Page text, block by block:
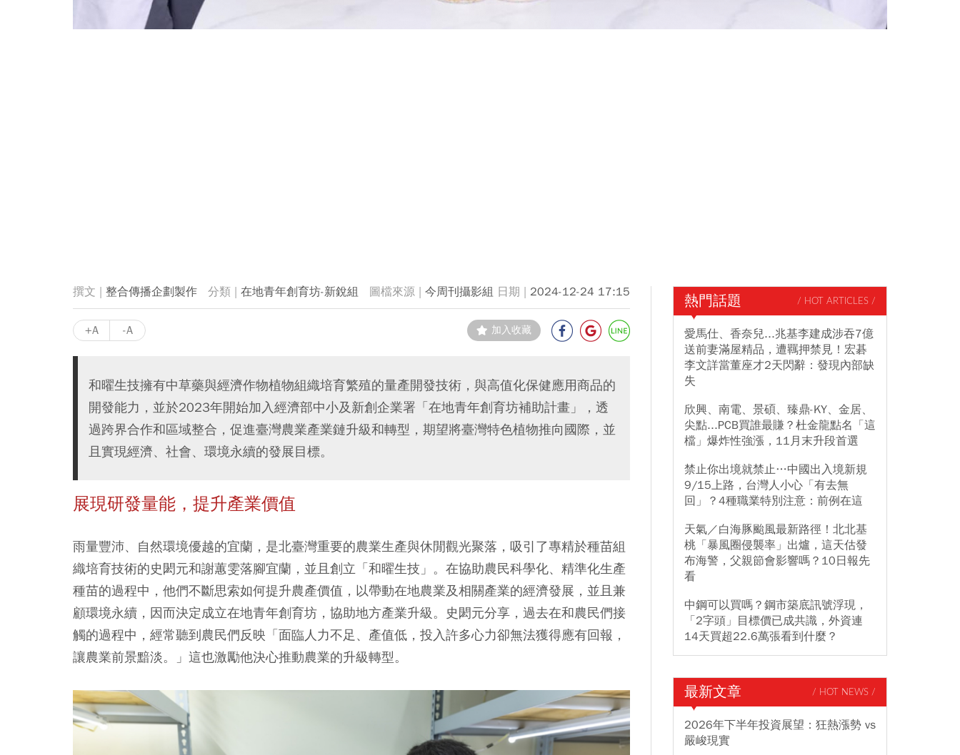
整合傳播企劃製作 在地青年創育坊-新銳組 今周刊攝影組 2024-12-24 17:15
+A -A 加入收藏
和曜生技擁有中草藥與經濟作物植物組織培育繁殖的量產開發技術，與高值化保健應用商品的
開發能力，並於2023年開始加入經濟部中小及新創企業署「在地青年創育坊補助計畫」，透
過跨界合作和區域整合，促進臺灣農業產業鏈升級和轉型，期望將臺灣特色植物推向國際，並
且實現經濟、社會、環境永續的發展目標。
展現研發量能，提升產業價值
雨量豐沛、自然環境優越的宜蘭，是北臺灣重要的農業生產與休閒觀光聚落，吸引了專精於種苗組
織培育技術的史閎元和謝蕙雯落腳宜蘭，並且創立「和曜生技」。在協助農民科學化、精準化生產
種苗的過程中，他們不斷思索如何提升農產價值，以帶動在地農業及相關產業的經濟發展，並且兼
顧環境永續，因而決定成立在地青年創育坊，協助地方產業升級。史閎元分享，過去在和農民們接
觸的過程中，經常聽到農民們反映「面臨人力不足、產值低，投入許多心力卻無法獲得應有回報，
讓農業前景黯淡。」這也激勵他決心推動農業的升級轉型。
熱門話題 / HOT ARTICLES /
愛馬仕、香奈兒...兆基李建成涉吞7億
送前妻滿屋精品，遭羈押禁見！宏碁
李文詳當董座才2天閃辭：發現內部缺
失
欣興、南電、景碩、臻鼎-KY、金居、
尖點...PCB買誰最賺？杜金龍點名「這
檔」爆炸性強漲，11月末升段首選
禁止你出境就禁止…中國出入境新規
9/15上路，台灣人小心「有去無
回」？4種職業特別注意：前例在這
天氣／白海豚颱風最新路徑！北北基
桃「暴風圈侵襲率」出爐，這天估發
布海警，父親節會影響嗎？10日報先
看
中鋼可以買嗎？鋼市築底訊號浮現，
「2字頭」目標價已成共識，外資連
14天買超22.6萬張看到什麼？
最新文章 / HOT NEWS /
2026年下半年投資展望：狂熱漲勢 vs
嚴峻現實